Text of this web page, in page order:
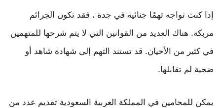
إذا كنت تواجه تهمًا جنائية في جدة ، فقد تكون الجرائم
مربكة. هناك العديد من القوانين التي لا يتم شرحها للمتهمين
في كثير من الأحيان. قد تستند التهم إلى شهادة شاهد أو
ضحية لم تقابلها.
يمكن للمحامين في المملكة العربية السعودية تقديم عدد من